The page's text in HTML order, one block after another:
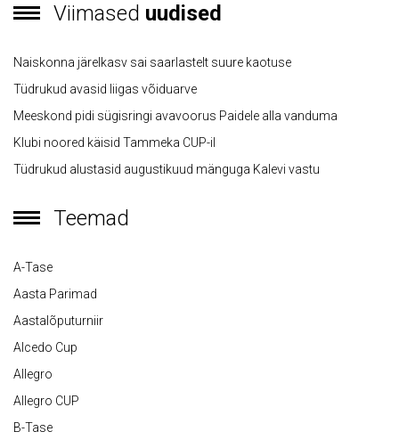
Viimased uudised
Naiskonna järelkasv sai saarlastelt suure kaotuse
Tüdrukud avasid liigas võiduarve
Meeskond pidi sügisringi avavoorus Paidele alla vanduma
Klubi noored käisid Tammeka CUP-il
Tüdrukud alustasid augustikuud mänguga Kalevi vastu
Teemad
A-Tase
Aasta Parimad
Aastalõputurniir
Alcedo Cup
Allegro
Allegro CUP
B-Tase